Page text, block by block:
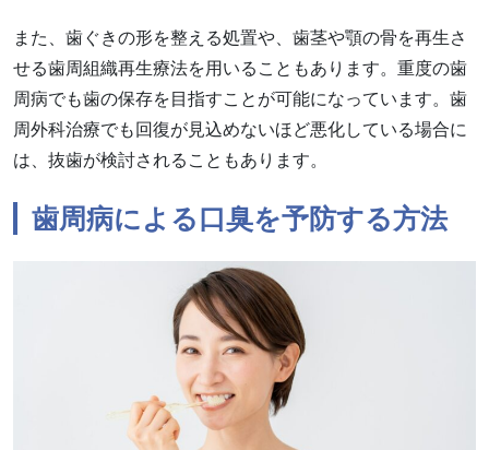
また、歯ぐきの形を整える処置や、歯茎や顎の骨を再生さ
せる歯周組織再生療法を用いることもあります。重度の歯
周病でも歯の保存を目指すことが可能になっています。歯
周外科治療でも回復が見込めないほど悪化している場合に
は、抜歯が検討されることもあります。
歯周病による口臭を予防する方法